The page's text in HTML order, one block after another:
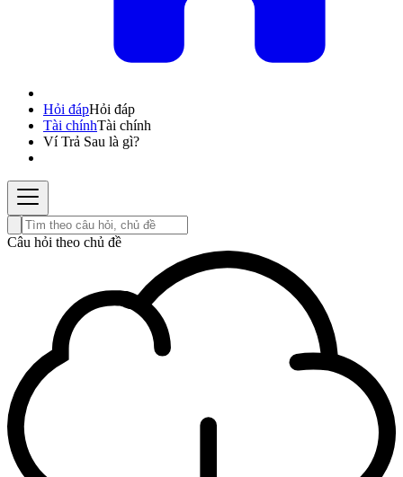
Hỏi đápHỏi đáp
Tài chínhTài chính
Ví Trả Sau là gì?
Câu hỏi theo chủ đề